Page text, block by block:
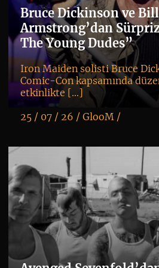
Bruce Dickinson ve
Armstrong’dan
The Young Dudes”
Iron Maiden solisti Bruce
Comic-Con kapsamında
etkinlikte […]
25 / 07 / 26 / GlooM/